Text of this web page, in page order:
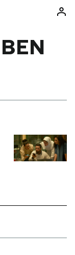
calcio 2026